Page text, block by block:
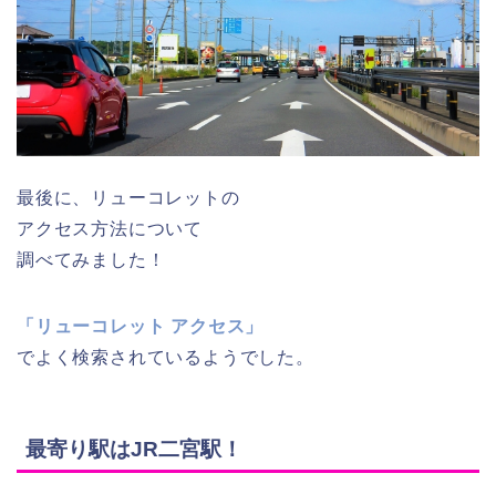
最後に、リューコレットの
アクセス方法について
調べてみました！
「リューコレット アクセス」
でよく検索されているようでした。
最寄り駅はJR二宮駅！